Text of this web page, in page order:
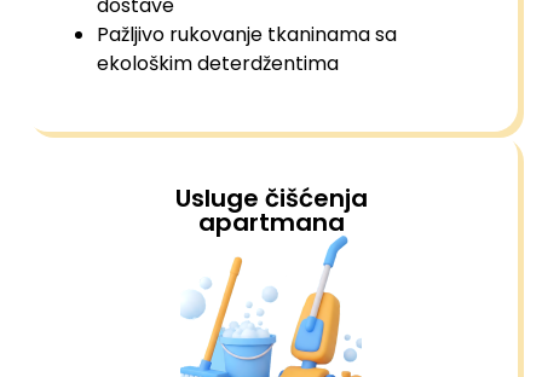
Pažljivo rukovanje tkaninama sa
ekološkim deterdžentima
Usluge čišćenja
apartmana